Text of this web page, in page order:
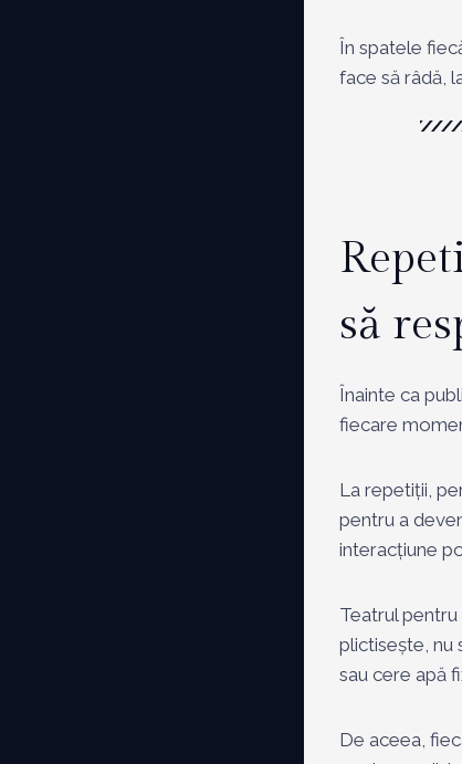
În spatele
face să râdă,
să
Înainte ca
fiecare
La repetiții,
pentru a
interacțiune
Teatrul
plictisește, nu
sau cere apă
De aceea,